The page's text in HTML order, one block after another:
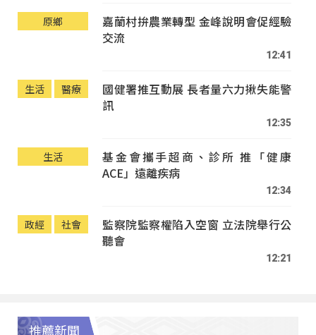
原鄉
嘉蘭村拚農業轉型 金峰說明會促經驗
交流
12:41
生活 醫療
國健署推互動展 長者量六力揪失能警
訊
12:35
生活
基金會攜手超商、診所 推「健康
ACE」遠離疾病
12:34
政經 社會
監察院監察權陷入空窗 立法院舉行公
聽會
12:21
推薦新聞